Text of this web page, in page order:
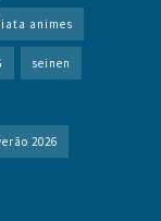
animes
seinen
2026